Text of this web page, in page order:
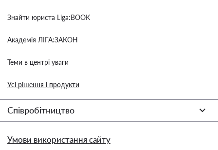
Знайти юриста Liga:BOOK
Академія ЛІГА:ЗАКОН
Теми в центрі уваги
Усі рішення і продукти
Співробітництво
Умови використання сайту